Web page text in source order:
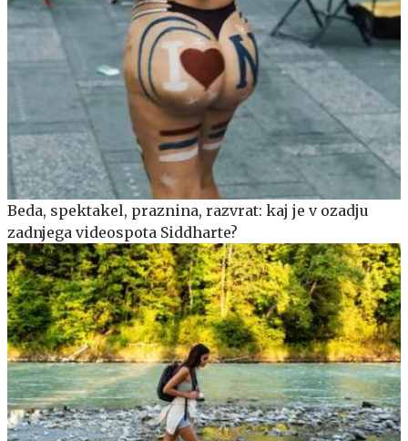
Beda, spektakel, praznina, razvrat: kaj je v ozadju
zadnjega videospota Siddharte?